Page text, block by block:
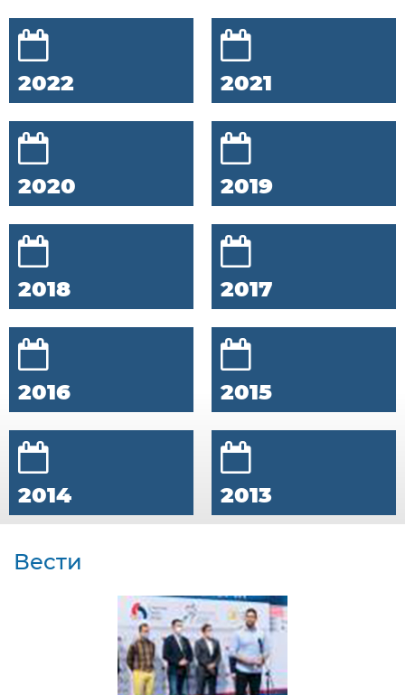
2022 2021
2020 2019
2018 2017
2016 2015
2014 2013
Вести